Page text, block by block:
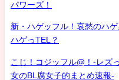
パワーズ！
新・ハゲッフル！哀愁のハ
ハゲっTEL？
こじ！コジッフル@！-レズ
女のBL腐女子的まとめ速報-